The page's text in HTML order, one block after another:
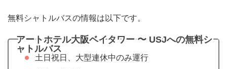
無料シャトルバスの情報は以下です。
アートホテル大阪ベイタワー 〜 USJへの無料シ
ャトルバス
土日祝日、大型連休中のみ運行